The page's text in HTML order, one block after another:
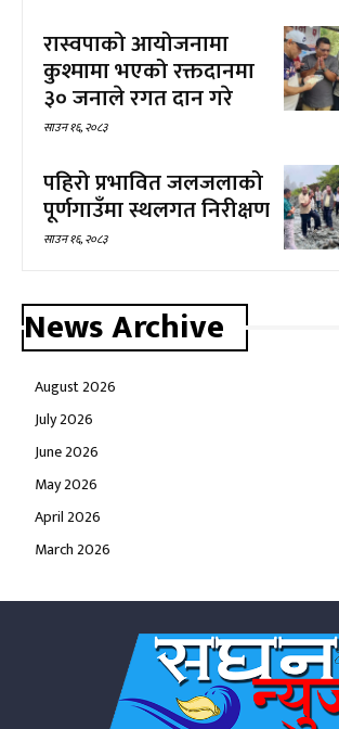
रास्वपाको आयोजनामा
कुश्मामा भएको रक्तदानमा
३० जनाले रगत दान गरे
साउन १६, २०८३
पहिरो प्रभावित जलजलाको
पूर्णगाउँमा स्थलगत निरीक्षण
साउन १६, २०८३
News Archive
August 2026
July 2026
June 2026
May 2026
April 2026
March 2026